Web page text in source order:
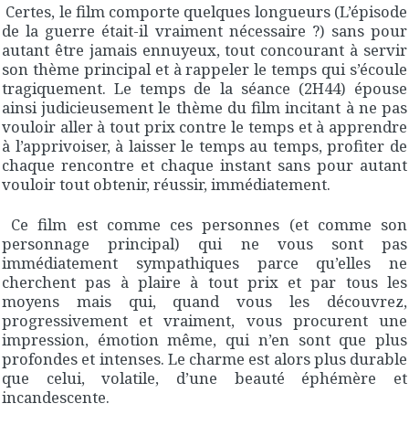
Certes, le film comporte quelques longueurs (L’épisode
de la guerre était-il vraiment nécessaire ?) sans pour
autant être jamais ennuyeux, tout concourant à servir
son thème principal et à rappeler le temps qui s’écoule
tragiquement. Le temps de la séance (2H44) épouse
ainsi judicieusement le thème du film incitant à ne pas
vouloir aller à tout prix contre le temps et à apprendre
à l’apprivoiser, à laisser le temps au temps, profiter de
chaque rencontre et chaque instant sans pour autant
vouloir tout obtenir, réussir, immédiatement.
Ce film est comme ces personnes (et comme son
personnage principal) qui ne vous sont pas
immédiatement sympathiques parce qu’elles ne
cherchent pas à plaire à tout prix et par tous les
moyens mais qui, quand vous les découvrez,
progressivement et vraiment, vous procurent une
impression, émotion même, qui n’en sont que plus
profondes et intenses. Le charme est alors plus durable
que celui, volatile, d’une beauté éphémère et
incandescente.